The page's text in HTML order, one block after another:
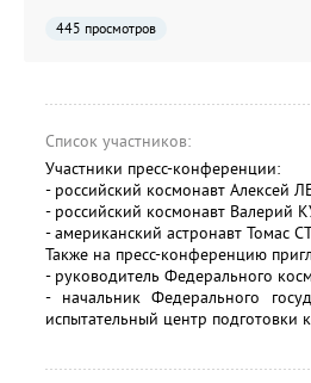
445 просмотров
Список участников:
Участники пресс-конференции:
- российский космонавт Алексей
- российский космонавт Валерий
- американский астронавт Томас
Также на пресс-конференцию
- руководитель Федерального
- начальник Федерального
испытательный центр